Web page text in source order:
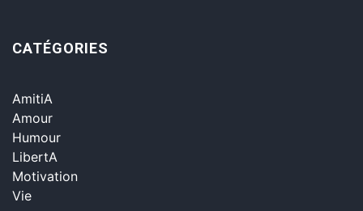
CATÉGORIES
AmitiA
Amour
Humour
LibertA
Motivation
Vie